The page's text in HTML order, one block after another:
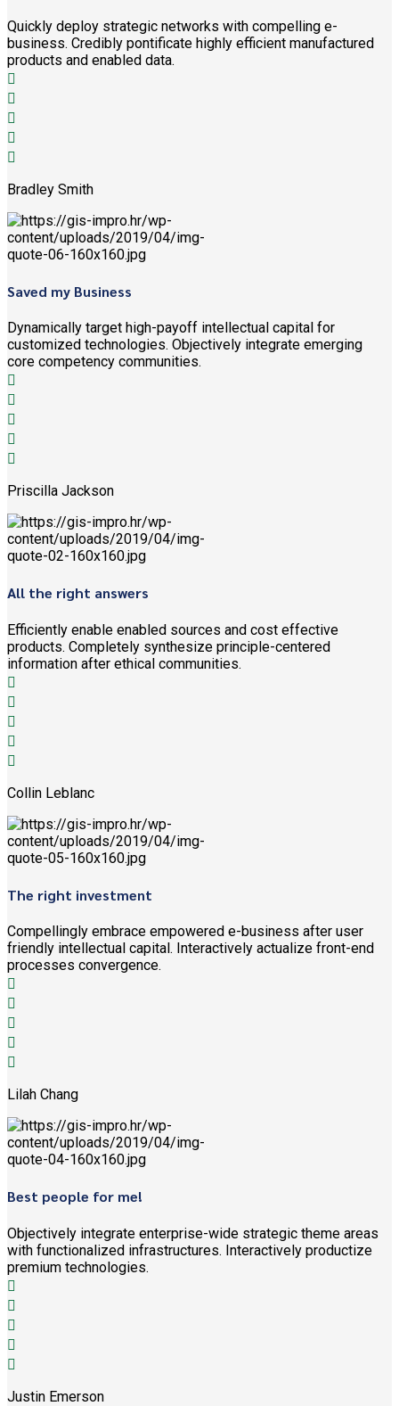
Quickly deploy strategic networks with compelling e-
business. Credibly pontificate highly efficient manufactured
products and enabled data.
Bradley Smith
Saved my Business
Dynamically target high-payoff intellectual capital for
customized technologies. Objectively integrate emerging
core competency communities.
Priscilla Jackson
All the right answers
Efficiently enable enabled sources and cost effective
products. Completely synthesize principle-centered
information after ethical communities.
Collin Leblanc
The right investment
Compellingly embrace empowered e-business after user
friendly intellectual capital. Interactively actualize front-end
processes convergence.
Lilah Chang
Best people for me!
Objectively integrate enterprise-wide strategic theme areas
with functionalized infrastructures. Interactively productize
premium technologies.
Justin Emerson